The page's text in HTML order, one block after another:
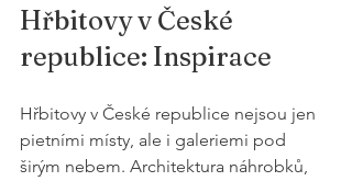
Hřbitovy v České
republice: Inspirace
Hřbitovy v České republice nejsou jen
pietními místy, ale i galeriemi pod
širým nebem. Architektura náhrobků,